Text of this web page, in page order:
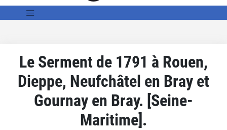
Le Serment de 1791 à Rouen,
Dieppe, Neufchâtel en Bray et
Gournay en Bray. [Seine-
Maritime].